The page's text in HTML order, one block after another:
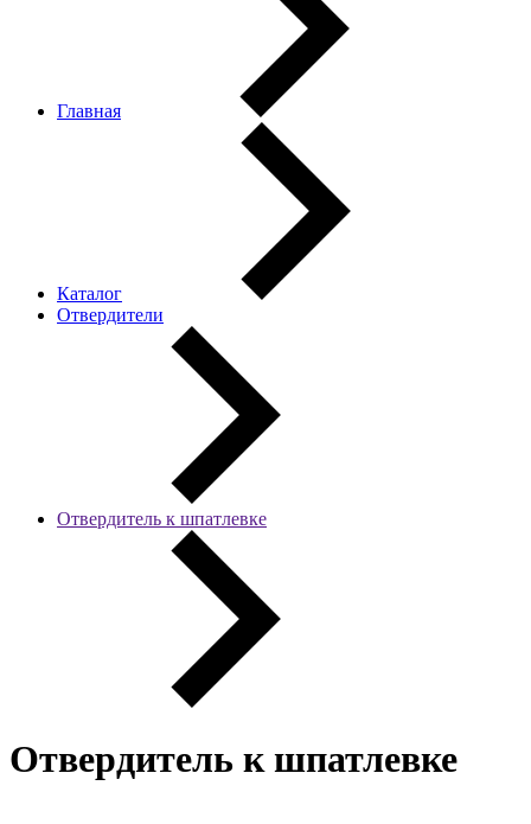
Главная
Каталог
Отвердители
Отвердитель к шпатлевке
Отвердитель к шпатлевке